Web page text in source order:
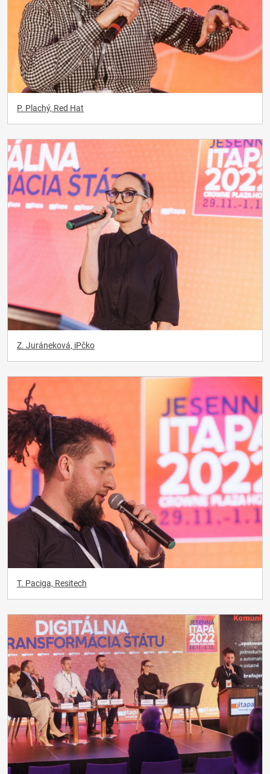
P. Plachý, Red Hat
Z. Juráneková, iPčko
T. Paciga, Resitech